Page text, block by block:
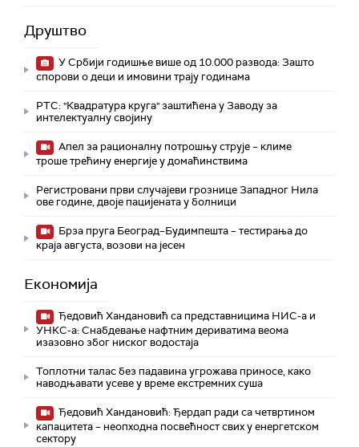
Друштво
У Србији годишње више од 10.000 развода: Зашто
спорови о деци и имовини трају годинама
РТС: "Квадратура круга" заштићена у Заводу за
интелектуалну својину
Апел за рационалну потрошњу струје – климе
троше трећину енергије у домаћинствима
Регистровани први случајеви грознице Западног Нила
ове године, двоје пацијената у болници
Брза пруга Београд–Будимпешта – тестирања до
краја августа, возови на јесен
Економија
Ђедовић Хандановић са представницима НИС-а и
УНКС-а: Снабдевање нафтним дериватима веома
изазовно због ниског водостаја
Топлотни талас без падавина угрожава приносе, како
наводњавати усеве у време екстремних суша
Ђедовић Хандановић: Ђердап ради са четвртином
капацитета – неопходна посвећност свих у енергетском
сектору